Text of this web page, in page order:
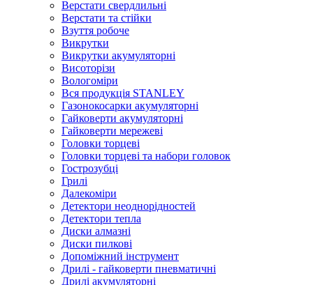
Верстати свердлильні
Верстати та стійки
Взуття робоче
Викрутки
Викрутки акумуляторні
Висоторізи
Вологоміри
Вся продукція STANLEY
Газонокосарки акумуляторні
Гайковерти акумуляторні
Гайковерти мережеві
Головки торцеві
Головки торцеві та набори головок
Гострозубці
Грилі
Далекоміри
Детектори неоднорідностей
Детектори тепла
Диски алмазні
Диски пилкові
Допоміжний інструмент
Дрилі - гайковерти пневматичні
Дрилі акумуляторні